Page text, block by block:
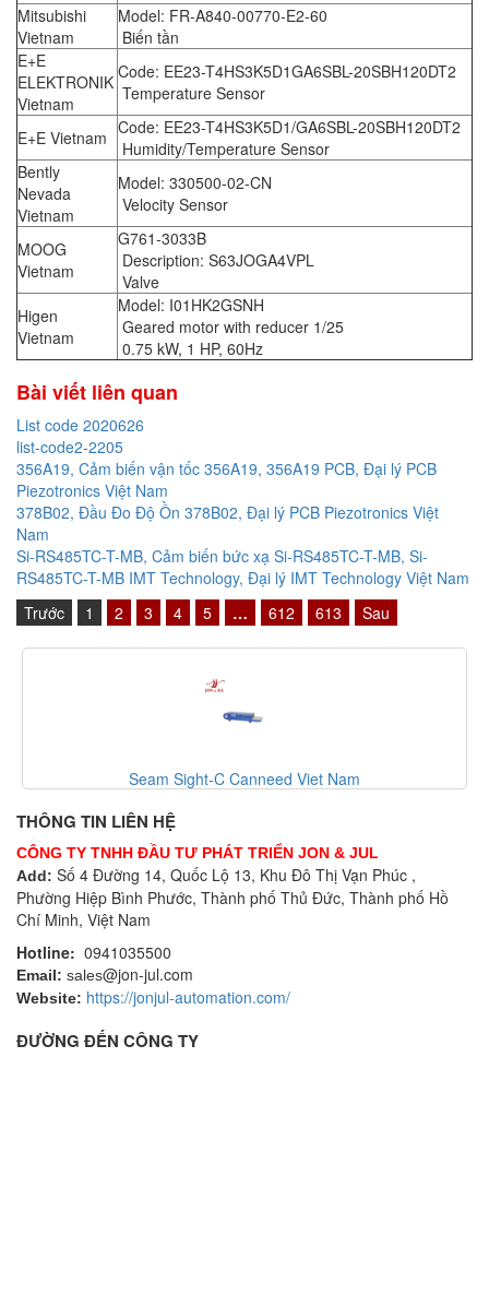
Mitsubishi
Vietnam
Model: FR-A840-00770-E2-60
Biến tần
E+E
ELEKTRONIK
Vietnam
Code: EE23-T4HS3K5D1GA6SBL-20SBH120DT2
Temperature Sensor
E+E Vietnam Code: EE23-T4HS3K5D1/GA6SBL-20SBH120DT2
Humidity/Temperature Sensor
Bently
Nevada
Vietnam
Model: 330500-02-CN
Velocity Sensor
MOOG
Vietnam
G761-3033B
Description: S63JOGA4VPL
Valve
Higen
Vietnam
Model: I01HK2GSNH
Geared motor with reducer 1/25
0.75 kW, 1 HP, 60Hz
Bài viết liên quan
List code 2020626
list-code2-2205
356A19, Cảm biến vận tốc 356A19, 356A19 PCB, Đại lý PCB
Piezotronics Việt Nam
378B02, Đầu Đo Độ Ồn 378B02, Đại lý PCB Piezotronics Việt
Nam
Si-RS485TC-T-MB, Cảm biến bức xạ Si-RS485TC-T-MB, Si-
RS485TC-T-MB IMT Technology, Đại lý IMT Technology Việt Nam
Trước
1 2 3 4 5 … 612 613 Sau
Seam Sight-C Canneed Viet Nam
THÔNG TIN LIÊN HỆ
CÔNG TY TNHH ĐẦU TƯ PHÁT TRIỂN JON & JUL
Add: Số 4 Đường 14, Quốc Lộ 13, Khu Đô Thị Vạn Phúc ,
Phường Hiệp Bình Phước, Thành phố Thủ Đức, Thành phố Hồ
Chí Minh, Việt Nam
Hotline: 0941035500
Email: sales@jon-jul.com
Website: https://jonjul-automation.com/
ĐƯỜNG ĐẾN CÔNG TY